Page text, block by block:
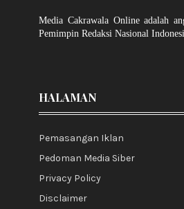
Media Cakrawala Online adalah
Pemimpin Redaksi Nasional
HALAMAN
Pemasangan Iklan
Pedoman Media Siber
Privacy Policy
Disclaimer